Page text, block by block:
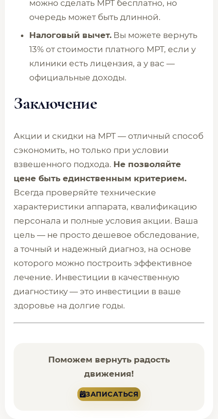
можно сделать МРТ бесплатно, но
очередь может быть длинной.
Налоговый вычет. Вы можете вернуть
13% от стоимости платного МРТ, если у
клиники есть лицензия, а у вас —
официальные доходы.
Заключение
Акции и скидки на МРТ — отличный способ
сэкономить, но только при условии
взвешенного подхода. Не позволяйте
цене быть единственным критерием.
Всегда проверяйте технические
характеристики аппарата, квалификацию
персонала и полные условия акции. Ваша
цель — не просто дешевое обследование,
а точный и надежный диагноз, на основе
которого можно построить эффективное
лечение. Инвестиции в качественную
диагностику — это инвестиции в ваше
здоровье на долгие годы.
Поможем вернуть радость
движения!
ЗАПИСАТЬСЯ